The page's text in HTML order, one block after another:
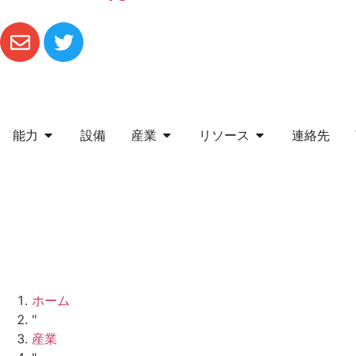
能力 設備 産業 リソース 連絡先
ホーム
"
産業